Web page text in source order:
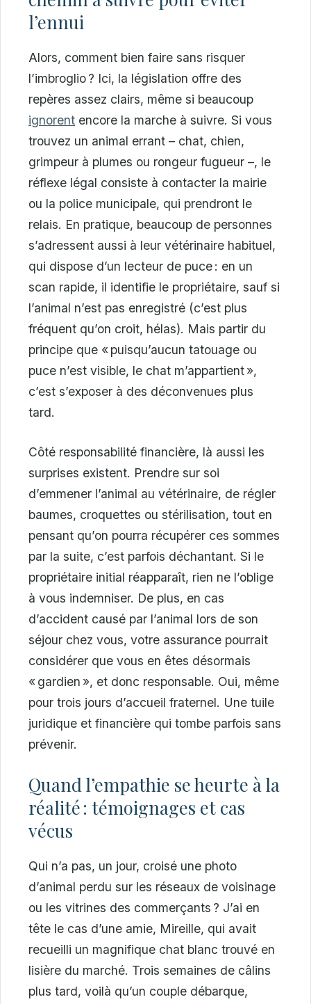
l’ennui
Alors, comment bien faire sans risquer
l’imbroglio ? Ici, la législation offre des
repères assez clairs, même si beaucoup
ignorent encore la marche à suivre. Si vous
trouvez un animal errant – chat, chien,
grimpeur à plumes ou rongeur fugueur –, le
réflexe légal consiste à contacter la mairie
ou la police municipale, qui prendront le
relais. En pratique, beaucoup de personnes
s’adressent aussi à leur vétérinaire habituel,
qui dispose d’un lecteur de puce : en un
scan rapide, il identifie le propriétaire, sauf si
l’animal n’est pas enregistré (c’est plus
fréquent qu’on croit, hélas). Mais partir du
principe que « puisqu’aucun tatouage ou
puce n’est visible, le chat m’appartient »,
c’est s’exposer à des déconvenues plus
tard.
Côté responsabilité financière, là aussi les
surprises existent. Prendre sur soi
d’emmener l’animal au vétérinaire, de régler
baumes, croquettes ou stérilisation, tout en
pensant qu’on pourra récupérer ces sommes
par la suite, c’est parfois déchantant. Si le
propriétaire initial réapparaît, rien ne l’oblige
à vous indemniser. De plus, en cas
d’accident causé par l’animal lors de son
séjour chez vous, votre assurance pourrait
considérer que vous en êtes désormais
« gardien », et donc responsable. Oui, même
pour trois jours d’accueil fraternel. Une tuile
juridique et financière qui tombe parfois sans
prévenir.
Quand l’empathie se heurte à la
réalité : témoignages et cas
vécus
Qui n’a pas, un jour, croisé une photo
d’animal perdu sur les réseaux de voisinage
ou les vitrines des commerçants ? J’ai en
tête le cas d’une amie, Mireille, qui avait
recueilli un magnifique chat blanc trouvé en
lisière du marché. Trois semaines de câlins
plus tard, voilà qu’un couple débarque,